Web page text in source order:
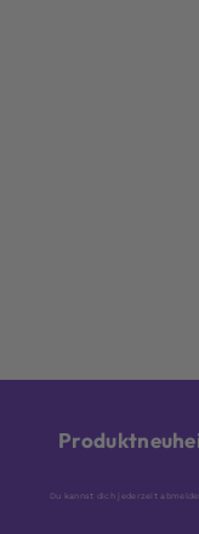
Du kannst dich jederzeit